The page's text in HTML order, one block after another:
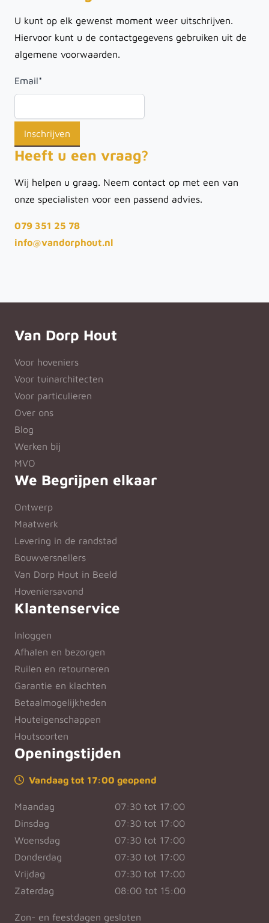
U kunt op elk gewenst moment weer uitschrijven.
Hiervoor kunt u de contactgegevens gebruiken uit de
algemene voorwaarden.
Email*
Heeft u een vraag?
Wij helpen u graag. Neem contact op met een van
onze specialisten voor een passend advies.
079 351 25 78
info@vandorphout.nl
Van Dorp Hout
Voor hoveniers
Voor tuinarchitecten
Voor particulieren
Over ons
Blog
Werken bij
MVO
We Begrijpen elkaar
Ontwerp
Maatwerk
Levering in de randstad
Bouwversnellers
Van Dorp Hout in Beeld
Hoveniersavond
Klantenservice
Inloggen
Afhalen en bezorgen
Ruilen en retourneren
Garantie en klachten
Betaalmogelijkheden
Houteigenschappen
Houtsoorten
Openingstijden
Vandaag tot 17:00 geopend
Maandag
07:30 tot 17:00
Dinsdag
07:30 tot 17:00
Woensdag
07:30 tot 17:00
Donderdag
07:30 tot 17:00
Vrijdag
07:30 tot 17:00
Zaterdag
08:00 tot 15:00
Zon- en feestdagen gesloten